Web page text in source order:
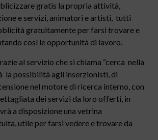
gratis la propria attività,
e servizi, animatori e artisti, tutti
gratuitamente per farsi trovare e
così le opportunità di lavoro.
al servizio che si chiama “cerca nella
la possibilità agli inserzionisti, di
nel motore di ricerca interno, con
dei servizi da loro offerti, in
a disposizione una vetrina
utile per farsi vedere e trovare da